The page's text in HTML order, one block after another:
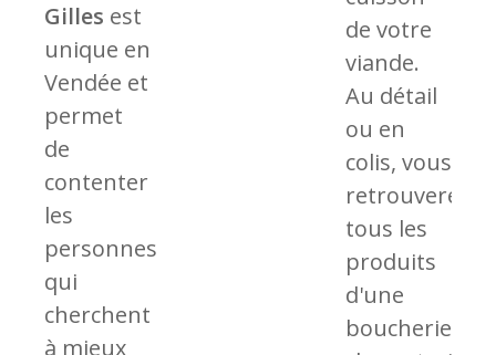
Gilles est
unique en
Vendée et
permet
de
contenter
les
personnes
qui
cherchent
à mieux
de votre
viande.
Au détail
ou en
colis, vous
retrouverez
tous les
produits
d'une
boucherie-